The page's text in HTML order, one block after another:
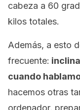
cabeza a 60
kilos totales.
Además, a esto
frecuente:
cuando
hacemos otras
ordenador,